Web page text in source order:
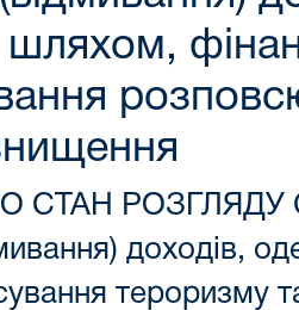
СТАН РОЗГЛЯДУ
доходів,
тероризму